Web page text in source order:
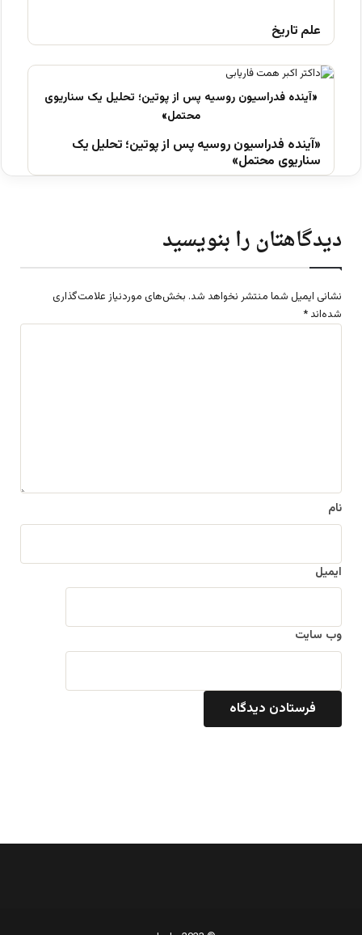
علم تاریخ
«آینده فدراسیون روسیه پس از پوتین؛ تحلیل یک
سناریوی محتمل»
دیدگاهتان را بنویسید
نشانی ایمیل شما منتشر نخواهد شد. بخش‌های موردنیاز علامت‌گذاری
شده‌اند *
نام
ایمیل
وب‌ سایت